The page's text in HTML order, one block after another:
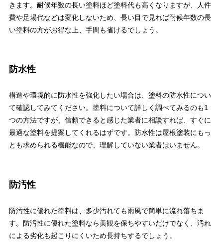
きます。耐候年数の長い塗料ほど塗料代も高くなりますが、人件
費や足場代などは変化しないため、長い目で見れば耐候年数の長
い塗料の方がお得な上、手間も省けるでしょう。
防水性
構造や環境的に防水性を強化したい場合は、塗料の防水性につい
て確認してみてください。塗料について詳しく調べてみるのも1
つの方法ですが、信頼できると感じた業者に相談すれば、すぐに
最適な塗料を提案してくれるはずです。防水性は屋根塗装にもっ
とも求められる機能なので、理解していない業者はいません。
防汚性
防汚性に優れた塗料は、多少汚れても雨風で簡単に流れ落ちま
す。防汚性に優れた塗料なら美観を保ちやすいだけでなく、汚れ
による劣化も起こりにくいため長持ちするでしょう。